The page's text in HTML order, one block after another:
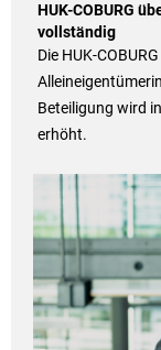
HUK-COBURG
vollständig
Die HUK-
Beteiligung wird
erhöht.